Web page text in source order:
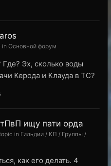
in Основной форум
Эх, сколько воды
Керода и Клауда в ТС?
ищу пати орда
in Гильдии / КП / Группы /
как его делать. 4